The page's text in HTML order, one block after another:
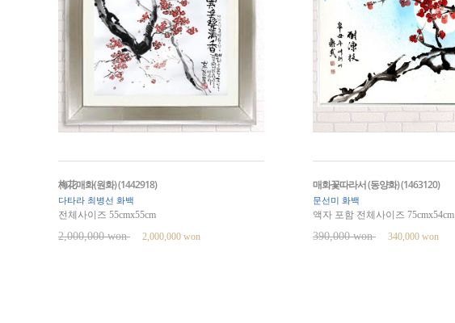
梅花매화(원화) (1442918)
다타라 최병선 화백
전체사이즈 55cmx55cm
2,000,000 won 2,000,000 won
매화꽃따라서 (동양화) (1463120)
문선미 화백
액자 포함 전체사이즈 75cmx54cm
390,000 won 340,000 won